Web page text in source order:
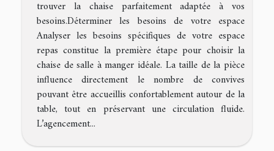
trouver la chaise parfaitement adaptée à vos
besoins.Déterminer les besoins de votre espace
Analyser les besoins spécifiques de votre espace
repas constitue la première étape pour choisir la
chaise de salle à manger idéale. La taille de la pièce
influence directement le nombre de convives
pouvant être accueillis confortablement autour de la
table, tout en préservant une circulation fluide.
L’agencement...